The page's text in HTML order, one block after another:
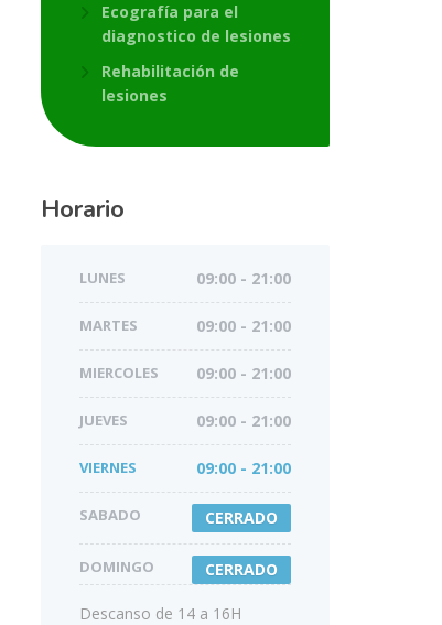
Ecografía para el
diagnostico de lesiones
Rehabilitación de
lesiones
Horario
LUNES 09:00 - 21:00
MARTES 09:00 - 21:00
MIERCOLES 09:00 - 21:00
JUEVES 09:00 - 21:00
VIERNES 09:00 - 21:00
SABADO CERRADO
DOMINGO CERRADO
Descanso de 14 a 16H